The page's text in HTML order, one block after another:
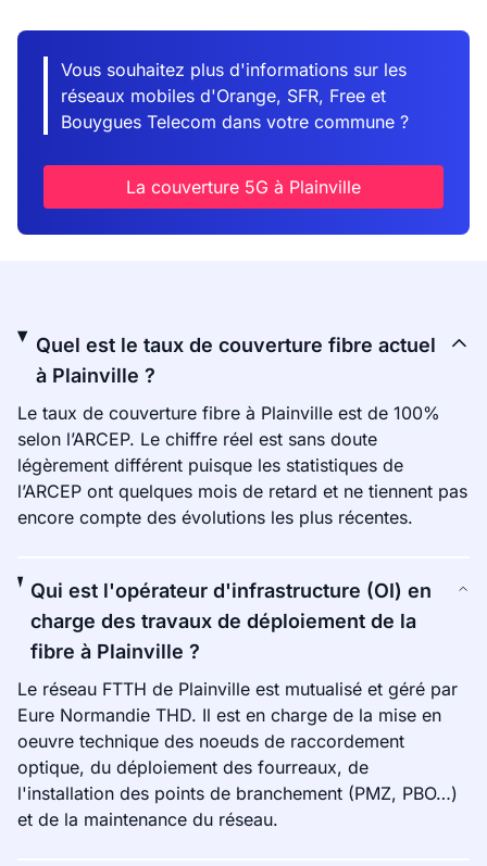
Vous souhaitez plus d'informations sur les
réseaux mobiles d'Orange, SFR, Free et
Bouygues Telecom dans votre commune ?
La couverture 5G à Plainville
Quel est le taux de couverture fibre actuel
à Plainville ?
Le taux de couverture fibre à Plainville est de 100%
selon l’ARCEP. Le chiffre réel est sans doute
légèrement différent puisque les statistiques de
l’ARCEP ont quelques mois de retard et ne tiennent pas
encore compte des évolutions les plus récentes.
Qui est l'opérateur d'infrastructure (OI) en
charge des travaux de déploiement de la
fibre à Plainville ?
Le réseau FTTH de Plainville est mutualisé et géré par
Eure Normandie THD. Il est en charge de la mise en
oeuvre technique des noeuds de raccordement
optique, du déploiement des fourreaux, de
l'installation des points de branchement (PMZ, PBO…)
et de la maintenance du réseau.